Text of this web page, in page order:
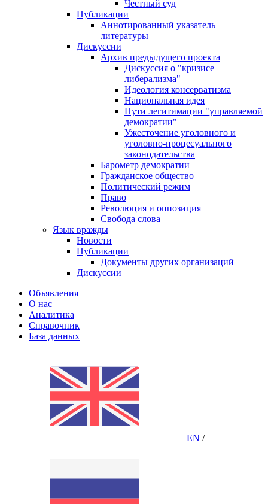
Честный суд
Публикации
Аннотированный указатель
литературы
Дискуссии
Архив предыдущего проекта
Дискуссия о "кризисе
либерализма"
Идеология консерватизма
Национальная идея
Пути легитимации "управляемой
демократии"
Ужесточение уголовного и
уголовно-процесуального
законодательства
Барометр демократии
Гражданское общество
Политический режим
Право
Революция и оппозиция
Свобода слова
Язык вражды
Новости
Публикации
Документы других организаций
Дискуссии
Объявления
О нас
Аналитика
Справочник
База данных
EN /